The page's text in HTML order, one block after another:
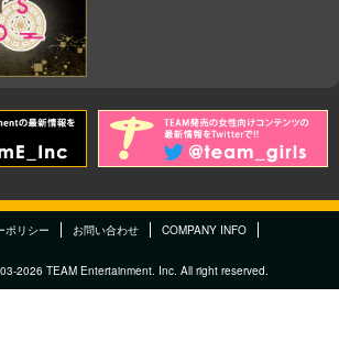
ポリシー お問い合わせ COMPANY INFO
2026 TEAM Entertainment. Inc. All right reserved.